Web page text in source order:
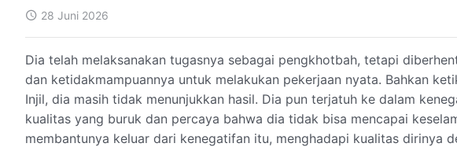
28 Juni 2026
Dia telah melaksanakan tugasnya sebagai pengkhotbah, tetapi
dan ketidakmampuannya untuk melakukan pekerjaan nyata. Bahkan
Injil, dia masih tidak menunjukkan hasil. Dia pun terjatuh ke dalam
kualitas yang buruk dan percaya bahwa dia tidak bisa mencapai
membantunya keluar dari kenegatifan itu, menghadapi kualitas dirinya